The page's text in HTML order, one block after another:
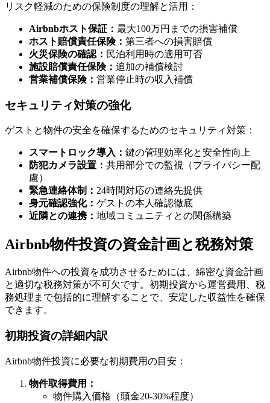
リスク軽減のための保険制度の理解と活用：
Airbnbホスト保証： 最大100万円までの損害補償
ホスト賠償責任保険： 第三者への損害賠償
火災保険の確認： 民泊利用時の適用可否
施設賠償責任保険： 追加の補償検討
営業補償保険： 営業停止時の収入補償
セキュリティ対策の強化
ゲストと物件の安全を確保するためのセキュリティ対策：
スマートロック導入： 鍵の管理効率化と安全性向上
防犯カメラ設置： 共用部分での監視（プライバシー配
慮）
緊急連絡体制： 24時間対応の連絡先提供
身元確認強化： ゲストの本人確認徹底
近隣との連携： 地域コミュニティとの関係構築
Airbnb物件投資の資金計画と税務対策
Airbnb物件への投資を成功させるためには、綿密な資金計画
と適切な税務対策が不可欠です。初期投資から運営費用、税
務処理まで包括的に理解することで、安定した収益性を確保
できます。
初期投資の詳細内訳
Airbnb物件投資に必要な初期費用の目安：
物件取得費用：
物件購入価格（頭金20-30%程度）